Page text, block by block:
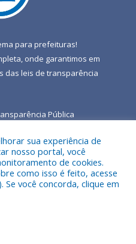
para prefeituras!
onde garantimos em
das leis de transparência
Pública
Prefeitura Municipal de Terra
sua experiência de
nosso portal, você
de cookies.
como isso é feito, acesse
). Se você concorda, clique em